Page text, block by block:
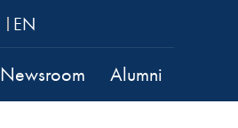
EN
Newsroom Alumni